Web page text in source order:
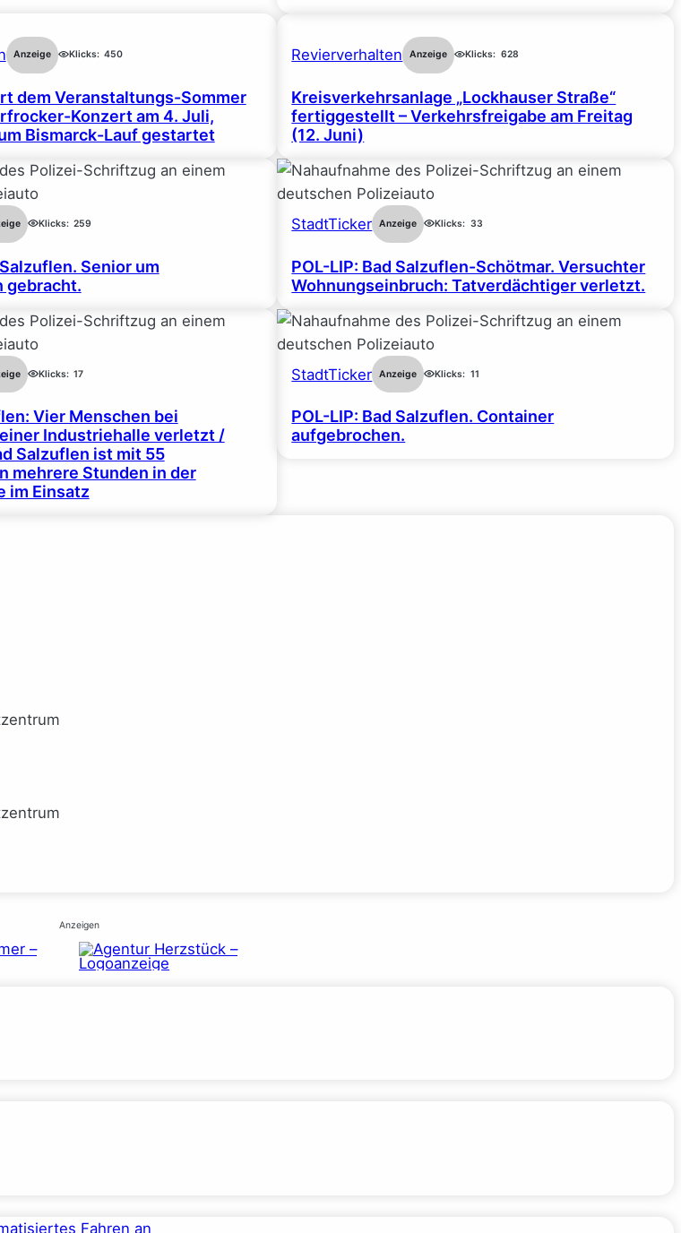
Anzeige Klicks: 450
dem Veranstaltungs-Sommer
Konzert am 4. Juli,
Bismarck-Lauf gestartet
Revierverhalten Anzeige Klicks: 628
Kreisverkehrsanlage „Lockhauser Straße“
fertiggestellt – Verkehrsfreigabe am Freitag
(12. Juni)
Klicks: 259
Senior um
gebracht.
StadtTicker Anzeige Klicks: 33
POL-LIP: Bad Salzuflen-Schötmar. Versuchter
Wohnungseinbruch: Tatverdächtiger verletzt.
Klicks: 17
Vier Menschen bei
Industriehalle verletzt /
Salzuflen ist mit 55
mehrere Stunden in der
im Einsatz
StadtTicker Anzeige Klicks: 11
POL-LIP: Bad Salzuflen. Container
aufgebrochen.
Anzeigen